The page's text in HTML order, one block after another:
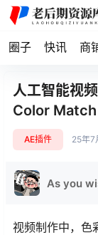
圈子 快讯 商
人工智能视
Color Match
AE插件 25年7
As you
视频制作中，色